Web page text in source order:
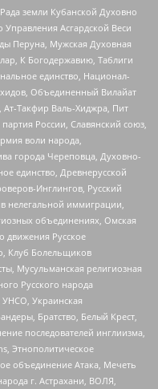
земли Кубанской Духовно
Асгардской Веси
Перуна, Мужская Духовная
К Богодержавию, Таблиги
единство, Национал-
Объединенный Вилайат
Ат-Такфир Валь-Хиджра, Пит
России, Славянский союз,
воли народа,
города Череповца, Духовно-
единство, Древнерусской
Инглингов, Русский
иммиграции,
объединениях, Омская
движения Русское
Клуб Болельщиков
Мусульманская религиозная
Русского народа
Украинская
Братство, Белый Крест,
последователей инглиизма,
Этнополитическое
объединение Атака, Мечеть
г. Астрахани, ВОЛЯ,